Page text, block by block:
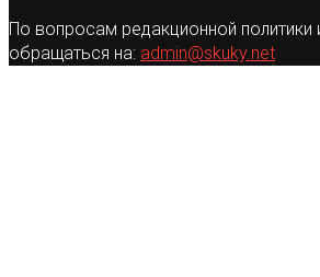
По вопросам редакционной политики
обращаться на: admin@skuky.net